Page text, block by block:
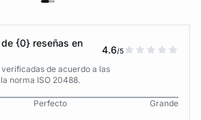
{0} reseñas en
4.6/5
de acuerdo a las
norma ISO 20488.
Perfecto
Grande